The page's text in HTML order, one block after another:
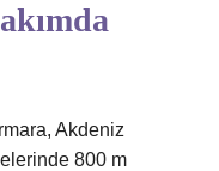
Akdeniz
800 m